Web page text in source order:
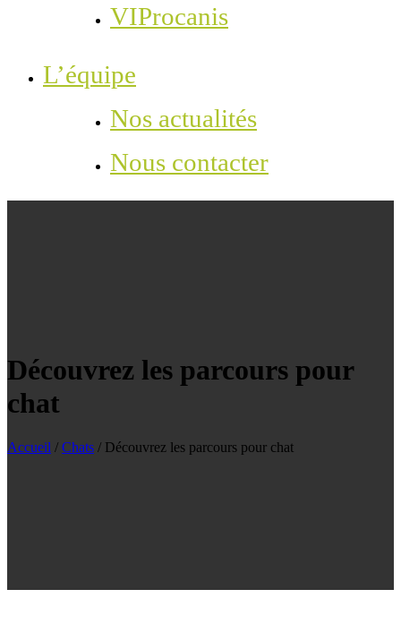
VIProcanis
L’équipe
Nos actualités
Nous contacter
Découvrez les parcours pour
chat
Accueil / Chats / Découvrez les parcours pour chat